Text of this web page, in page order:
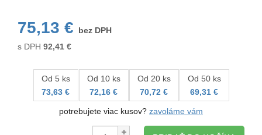
75,13 €
bez DPH
s DPH 92,41 €
Od 5 ks
73,63 €
Od 10 ks
72,16 €
Od 20 ks
70,72 €
Od 50 ks
69,31 €
potrebujete viac kusov? zavoláme vám
Množstvo: